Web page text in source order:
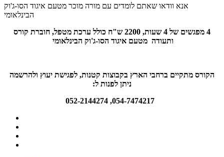
אנא וודאו שאתם לומדים עם מורה מוכר מטעם איגוד הסו-ג'וק
הבינלאומי
4 מפגשים של 4 שעות, 2200 ש"ח כולל ערכת מטפל, חוברת קורס
ותעודה מטעם איגוד הסו-ג'וק הבינלאומי
הקורס מתקיים ברחבי הארץ בקבוצות קטנות, לפגישת יעוץ ולהרשמה
ניתן לפנות ל: